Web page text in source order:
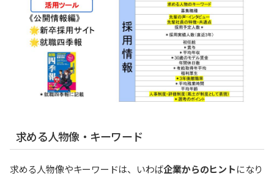
求める人物像・キーワード
求める人物像やキーワードは、いわば企業からのヒントになり